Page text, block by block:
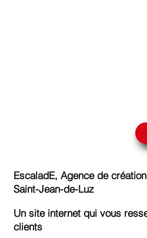
EscaladE, Agence de
Saint-Jean-de-Luz
Un site internet qui vous
clients